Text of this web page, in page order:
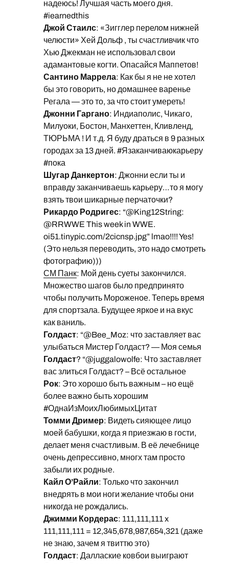
надеюсь! Лучшая часть моего дня.
#iearnedthis
Джой Стаилс: «Зигглер перелом нижней
челюсти» Хей Дольф , ты счастливчик что
Хью Джекман не использовал свои
адамантовые когти. Опасайся Маппетов!
Сантино Маррела: Как бы я не не хотел
бы это говорить, но домашнее варенье
Регала — это то, за что стоит умереть!
Джонни Гаргано: Индиаполис, Чикаго,
Милуоки, Бостон, Манхеттен, Кливленд,
ТЮРЬМА ! И т.д. Я буду драться в 9 разных
городах за 13 дней. #Язаканчиваюкарьеру
#пока
Шугар Данкертон: Джонни если ты и
вправду заканчиваешь карьеру…то я могу
взять твои шикарные перчаточки?
Рикардо Родригес: “@King12String:
@RRWWE This week in WWE.
oi51.tinypic.com/2cicnsp.jpg” lmao!!!! Yes!
(Это нельзя переводить, это надо смотреть
фотографию)))
СМ Панк: Мой день суеты закончился.
Множество шагов было предпринято
чтобы получить Мороженое. Теперь время
для спортзала. Будущее яркое и на вкус
как ваниль.
Голдаст: “@Bee_Moz: что заставляет вас
улыбаться Мистер Голдаст? — Моя семья
Голдаст? “@juggalowolfe: Что заставляет
вас злиться Голдаст? – Всё остальное
Рок: Это хорошо быть важным – но ещё
более важно быть хорошим
#ОднаИзМоихЛюбимыхЦитат
Томми Дример: Видеть сияющее лицо
моей бабушки, когда я приезжаю в гости,
делает меня счастливым. В её лечебнице
очень депрессивно, многх там просто
забыли их родные.
Кайл О’Райли: Только что закончил
внедрять в мои ноги желание чтобы они
никогда не рождались.
Джимми Кордерас: 111,111,111 x
111,111,111 = 12,345,678,987,654,321 (даже
не знаю, зачем я твиттю это)
Голдаст: Даллаские ковбои выиграют